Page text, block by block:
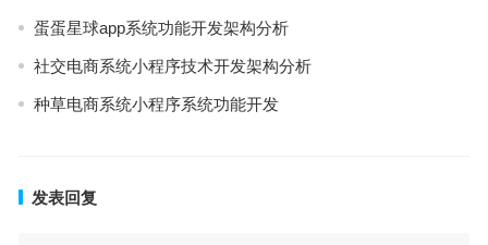
蛋蛋星球app系统功能开发架构分析
社交电商系统小程序技术开发架构分析
种草电商系统小程序系统功能开发
发表回复